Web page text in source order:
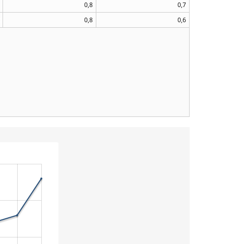
0,8
0,7
0,8
0,6